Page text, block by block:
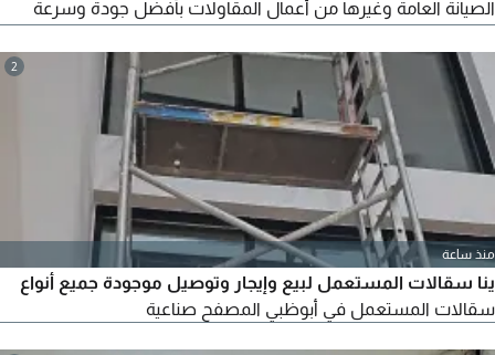
الصيانة العامة وغيرها من أعمال المقاولات بأفضل جودة وسرعة
2
منذ ساعة
ينا سقالات المستعمل لبيع وإيجار وتوصيل موجودة جميع أنواع
سقالات المستعمل في أبوظبي المصفح صناعية